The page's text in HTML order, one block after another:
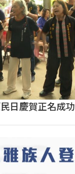
日慶賀正名成功